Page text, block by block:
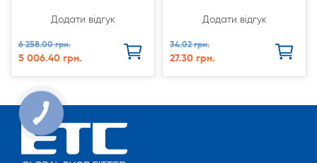
Додати відгук
6 258.00 грн.
5 006.40 грн.
Додати відгук
34.02 грн.
27.30 грн.
КНОПКА
СВЯЗИ